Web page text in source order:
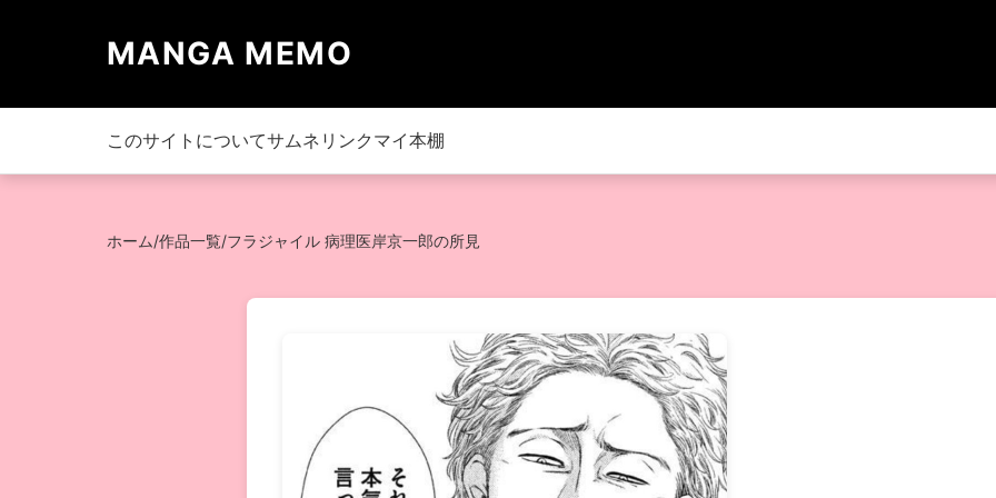
MANGA MEMO
このサイトについてサムネリンク マイ本棚
ホーム/作品一覧/フラジャイル 病理医岸京一郎の所見